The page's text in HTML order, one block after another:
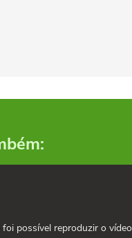
foi possível reproduzir o vídeo